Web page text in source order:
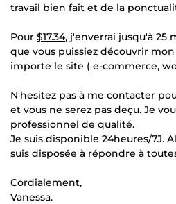
travail bien fait et de la
Pour $17.34, j'enverrai jusqu'à 25
que vous puissiez découvrir
importe le site ( e-commerce,
N'hesitez pas à me contacter
et vous ne serez pas deçu. Je
professionnel de qualité.
Je suis disponible 24heures/7J.
suis disposée à répondre à
Cordialement,
Vanessa.